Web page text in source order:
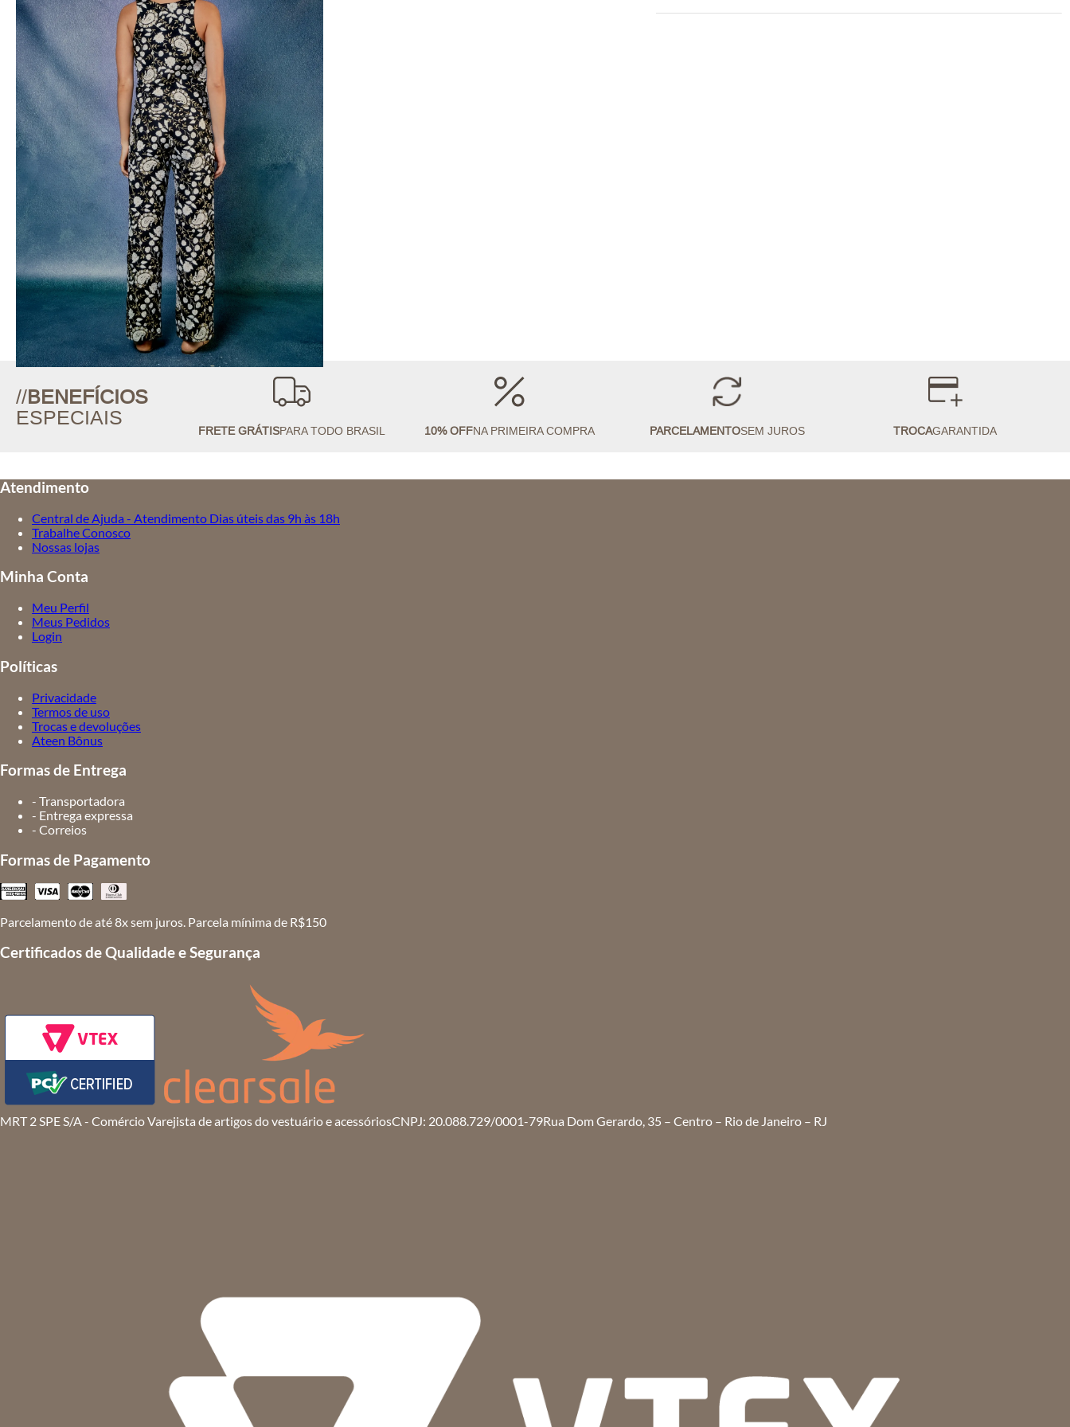
//BENEFÍCIOS
ESPECIAIS
FRETE GRÁTISPARA TODO BRASIL 10% OFFNA PRIMEIRA COMPRA PARCELAMENTOSEM JUROS TROCAGARANTIDA
Atendimento
Central de Ajuda - Atendimento Dias úteis das 9h às 18h
Trabalhe Conosco
Nossas lojas
Minha Conta
Meu Perfil
Meus Pedidos
Login
Políticas
Privacidade
Termos de uso
Trocas e devoluções
Ateen Bônus
Formas de Entrega
- Transportadora
- Entrega expressa
- Correios
Formas de Pagamento
Parcelamento de até 8x sem juros. Parcela mínima de R$150
Certificados de Qualidade e Segurança
MRT 2 SPE S/A - Comércio Varejista de artigos do vestuário e acessóriosCNPJ: 20.088.729/0001-79Rua Dom Gerardo, 35 – Centro – Rio de Janeiro – RJ